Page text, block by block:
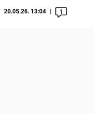
20.05.26. 13:04 1